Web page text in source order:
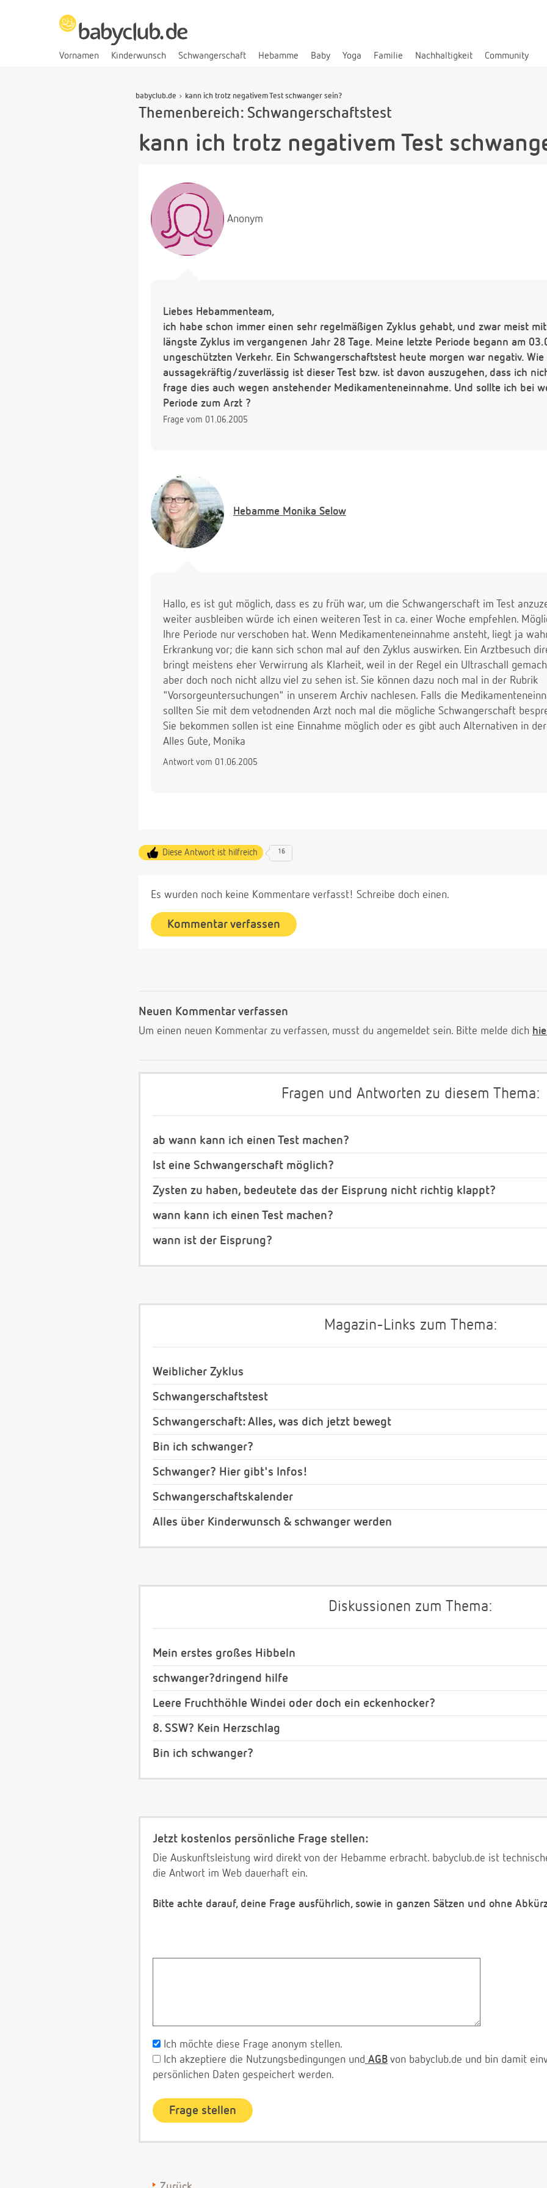
Vornamen Kinderwunsch Schwangerschaft Hebamme Baby Yoga Familie Nachhaltigkeit Community
babyclub.de kann ich trotz negativem Test schwanger sein?
Themenbereich: Schwangerschaftstest
kann ich trotz negativem Test
Anonym
Liebes Hebammenteam,
ich habe schon immer einen sehr regelmäßigen Zyklus gehabt, und zwar meist
längste Zyklus im vergangenen Jahr 28 Tage. Meine letzte Periode begann am
ungeschützten Verkehr. Ein Schwangerschaftstest heute morgen war negativ. Wie
aussagekräftig/zuverlässig ist dieser Test bzw. ist davon auszugehen, dass ich
frage dies auch wegen anstehender Medikamenteneinnahme. Und sollte ich bei
Periode zum Arzt ?
Frage vom 01.06.2005
Hebamme Monika Selow
Hallo, es ist gut möglich, dass es zu früh war, um die Schwangerschaft im Test
weiter ausbleiben würde ich einen weiteren Test in ca. einer Woche empfehlen.
Ihre Periode nur verschoben hat. Wenn Medikamenteneinnahme ansteht, liegt ja
Erkrankung vor; die kann sich schon mal auf den Zyklus auswirken. Ein Arztbesuch
bringt meistens eher Verwirrung als Klarheit, weil in der Regel ein Ultraschall
aber doch noch nicht allzu viel zu sehen ist. Sie können dazu noch mal in der Rubrik
"Vorsorgeuntersuchungen" in unserem Archiv nachlesen. Falls die
sollten Sie mit dem vetodnenden Arzt noch mal die mögliche Schwangerschaft
Sie bekommen sollen ist eine Einnahme möglich oder es gibt auch Alternativen in
Alles Gute, Monika
Antwort vom 01.06.2005
Diese Antwort ist hilfreich 16
Es wurden noch keine Kommentare verfasst! Schreibe doch einen.
Kommentar verfassen
Neuen Kommentar verfassen
Um einen neuen Kommentar zu verfassen, musst du angemeldet sein. Bitte melde dich
Fragen und Antworten zu diesem Thema:
ab wann kann ich einen Test machen?
Ist eine Schwangerschaft möglich?
Zysten zu haben, bedeutete das der Eisprung nicht richtig klappt?
wann kann ich einen Test machen?
wann ist der Eisprung?
Magazin-Links zum Thema:
Weiblicher Zyklus
Schwangerschaftstest
Schwangerschaft: Alles, was dich jetzt bewegt
Bin ich schwanger?
Schwanger? Hier gibt's Infos!
Schwangerschaftskalender
Alles über Kinderwunsch & schwanger werden
Diskussionen zum Thema:
Mein erstes großes Hibbeln
schwanger?dringend hilfe
Leere Fruchthöhle Windei oder doch ein eckenhocker?
8. SSW? Kein Herzschlag
Bin ich schwanger?
Jetzt kostenlos persönliche Frage stellen:
Die Auskunftsleistung wird direkt von der Hebamme erbracht. babyclub.de ist
die Antwort im Web dauerhaft ein.
Bitte achte darauf, deine Frage ausführlich, sowie in ganzen Sätzen und ohne
Ich möchte diese Frage anonym stellen.
Ich akzeptiere die Nutzungsbedingungen und AGB von babyclub.de und bin damit
persönlichen Daten gespeichert werden.